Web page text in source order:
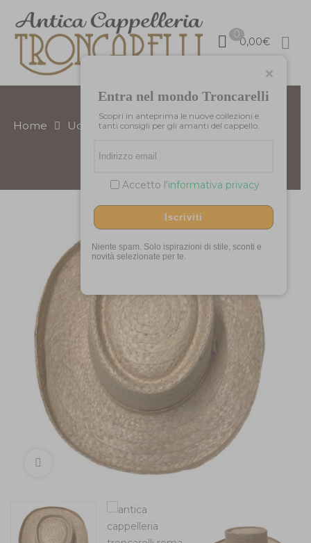
Entra nel mondo Troncarelli
Scopri in anteprima le nuove collezioni e
tanti consigli per gli amanti del cappello.
Accetto l'informativa privacy
Iscriviti
Niente spam. Solo ispirazioni di stile, sconti e
novità selezionate per te.
0
0,00€
Home Uomo Cappelli per Lui
Estivi Uomo
Cappello in Raffia Planter